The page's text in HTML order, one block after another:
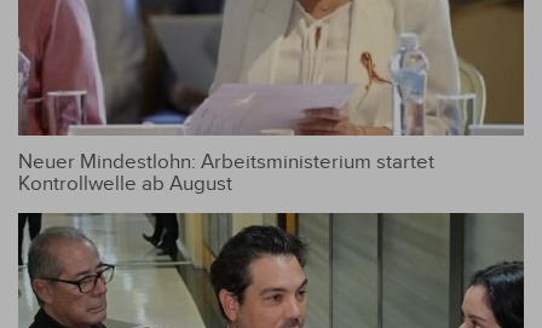
Neuer Mindestlohn: Arbeitsministerium startet
Kontrollwelle ab August